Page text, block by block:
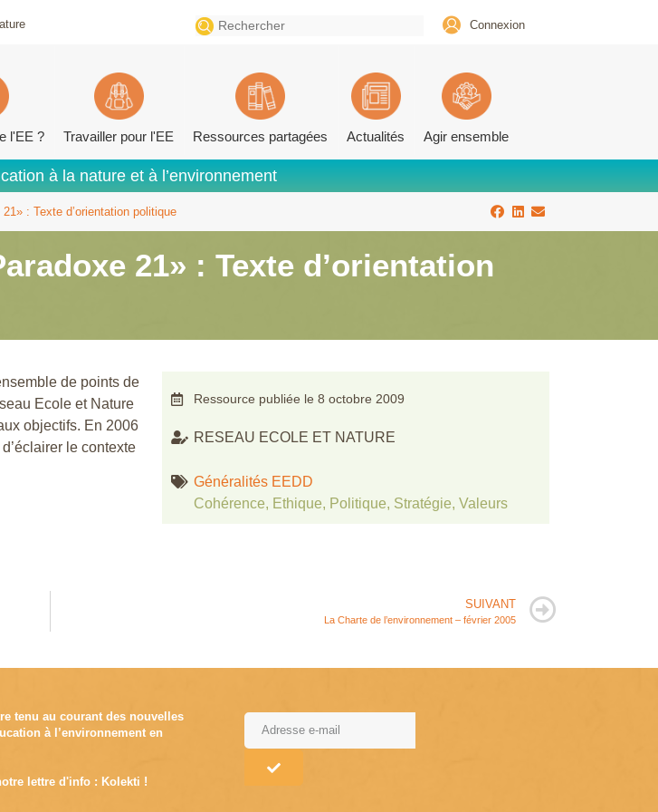
Search
for:
Connexion
l'EE ? Travailler pour l'EE Ressources partagées Actualités Agir ensemble
à la nature et à l’environnement
21» : Texte d’orientation politique
21» : Texte d’orientation
de points de
Ecole et Nature
objectifs. En 2006
le contexte
Ressource publiée le 8 octobre 2009
RESEAU ECOLE ET NATURE
Généralités EEDD
Cohérence, Ethique, Politique, Stratégie, Valeurs
SUIVANT
La Charte de l’environnement – février 2005
tenu au courant des nouvelles
à l’environnement en
lettre d'info : Kolekti !